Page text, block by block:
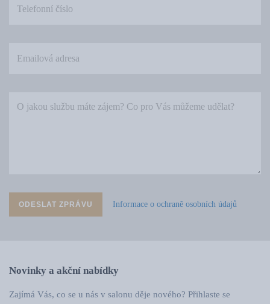
ODESLAT ZPRÁVU Informace o ochraně osobních údajů
Novinky a akční nabídky
Zajímá Vás, co se u nás v salonu děje nového? Přihlaste se